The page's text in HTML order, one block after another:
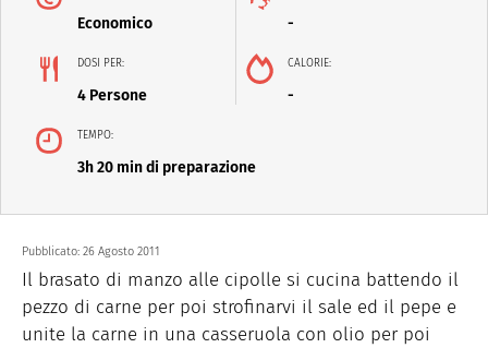
Economico -
DOSI PER:
4 Persone
CALORIE:
-
TEMPO:
3h 20 min di preparazione
Pubblicato: 26 Agosto 2011
Il brasato di manzo alle cipolle si cucina battendo il
pezzo di carne per poi strofinarvi il sale ed il pepe e
unite la carne in una casseruola con olio per poi